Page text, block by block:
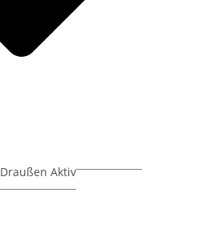
Draußen Aktiv